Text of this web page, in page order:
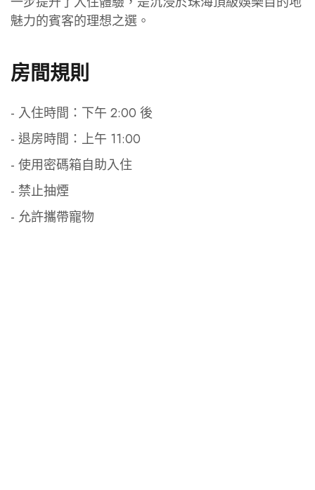
魅力的賓客的理想之選。
房間規則
- 入住時間：下午 2:00 後
- 退房時間：上午 11:00
- 使用密碼箱自助入住
- 禁止抽煙
- 允許攜帶寵物